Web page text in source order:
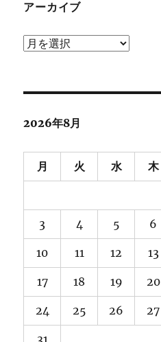
アーカイブ
ア
ブ
2026年8月
月 火 水 木
3 4 5 6
10 11 12 13
17 18 19 20
24 25 26 27
31